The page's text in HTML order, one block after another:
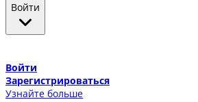
Войти
Войти
Зарегистрироваться
Узнайте больше